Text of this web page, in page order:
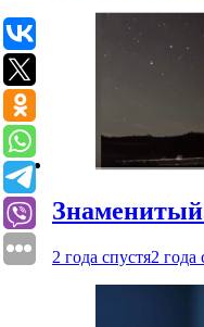
Знаменитый
2 года спустя2 года